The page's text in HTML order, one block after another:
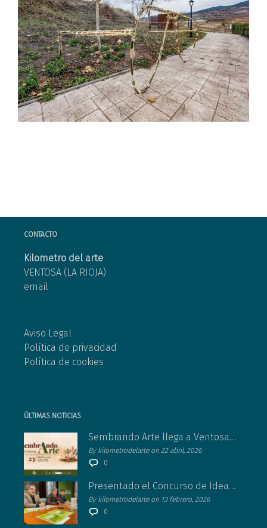
CONTACTO
Kilometro del arte
VENTOSA (LA RIOJA)
email
Aviso Legal
Política de privacidad
Política de cookies
ÚLTIMAS NOTICIAS
Sembrando Arte llega a Ventosa el 23 de mayo con espectáculos en vivo
By kilometrodelarte on 22 abril, 2026
0
Presentado el Concurso de Ideas 2026 de 1 Kilómetro de Arte
By kilometrodelarte on 13 febrero, 2026
0